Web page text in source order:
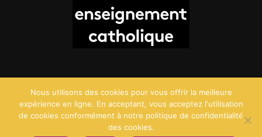
©2026 Saint Charles - Création :Agence Point Com
Nous utilisons des cookies pour vous offrir la meilleure
expérience en ligne. En acceptant, vous acceptez l'utilisation
de cookies conformément à notre politique de confidentialité
des cookies.